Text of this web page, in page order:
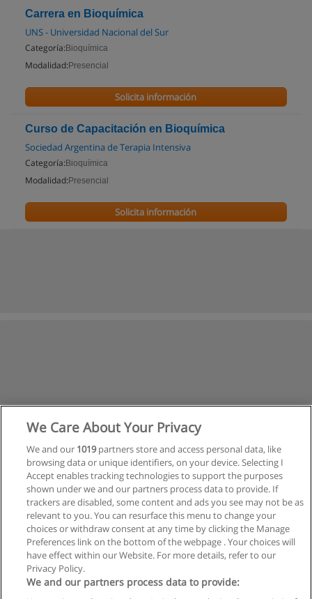
Carrera en Bioquímica
UNS - Universidad Nacional del Sur
Categoría: Bioquímica
Modalidad: Presencial
Solicita información
Curso de Capacitación en Bioquímica
Sociedad Argentina de Terapia Intensiva
Categoría: Bioquímica
Modalidad: Presencial
Solicita información
Siguiente
Página1de 2
We Care About Your Privacy
We and our 1019partners store and access personal data, like
browsing data or unique identifiers, on your device. Selecting I
Accept enables tracking technologies to support the purposes
shown under we and our partners process data to provide. If
trackers are disabled, some content and ads you see may not be as
relevant to you. You can resurface this menu to change your
choices or withdraw consent at any time by clicking the Manage
Preferences link on the bottom of the webpage . Your choices will
have effect within our Website. For more details, refer to our
Privacy Policy.
We and our partners process data to provide: